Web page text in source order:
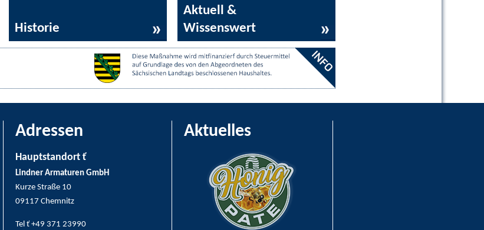
Historie
Aktuell &
Wissenswert
Adressen
Hauptstandort ť
Lindner Armaturen GmbH
Kurze Straße 10
09117 Chemnitz
Tel ť +49 371 23990
Aktuelles